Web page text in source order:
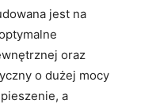
jest na
oraz
o dużej mocy
a